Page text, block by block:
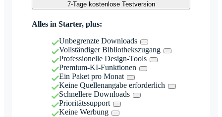
7-Tage kostenlose Testversion
Alles in Starter, plus:
Unbegrenzte Downloads
Vollständiger Bibliothekszugang
Professionelle Design-Tools
Premium-KI-Funktionen
Ein Paket pro Monat
Keine Quellenangabe erforderlich
Schnellere Downloads
Prioritätssupport
Keine Werbung